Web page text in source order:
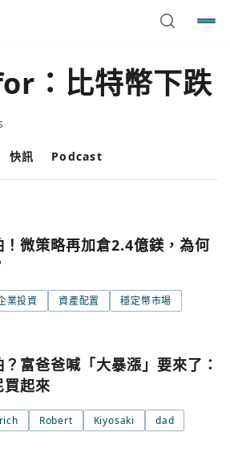
： 比特幣下跌
快訊 Podcast
微策略再加倉2.4億鎂，為何
業投資 資產配置 穩定幣市場
富爸爸喊「大暴漲」要來了：
買起來
rich Robert Kiyosaki
dad